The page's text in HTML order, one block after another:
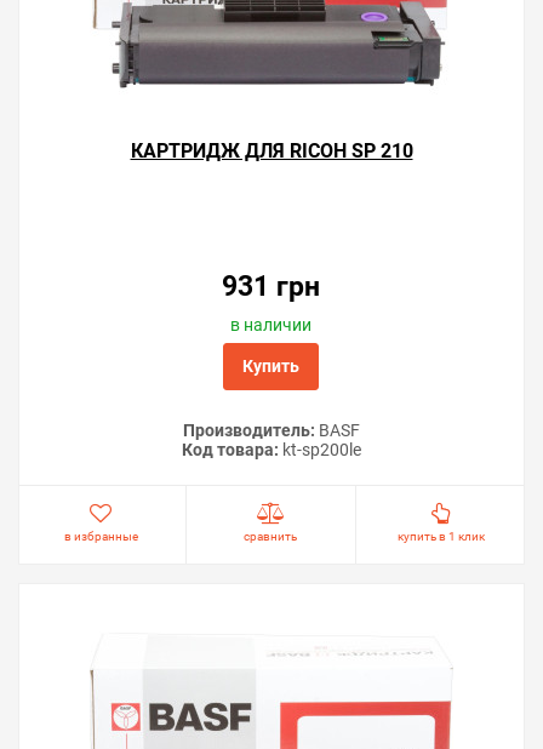
КАРТРИДЖ ДЛЯ RICOH SP 210
931 грн
в наличии
Купить
Производитель: BASF
Код товара: kt-sp200le
в избранные сравнить купить в 1 клик